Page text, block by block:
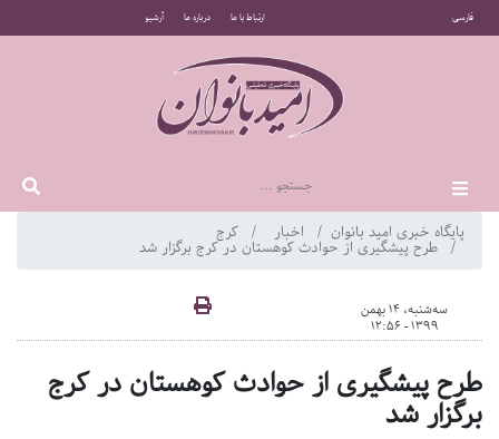
فارسی ارتباط با ما درباره ما آرشیو
پایگاه خبری امید بانوان اخبار کرج
طرح پیشگیری از حوادث کوهستان در کرج برگزار شد
سه‌شنبه، 14 بهمن
1399 - 12:56
طرح پیشگیری از حوادث کوهستان در کرج
برگزار شد